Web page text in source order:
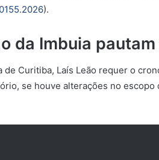
).
da Imbuia
Curitiba, Laís Leão requer o
se houve alterações no